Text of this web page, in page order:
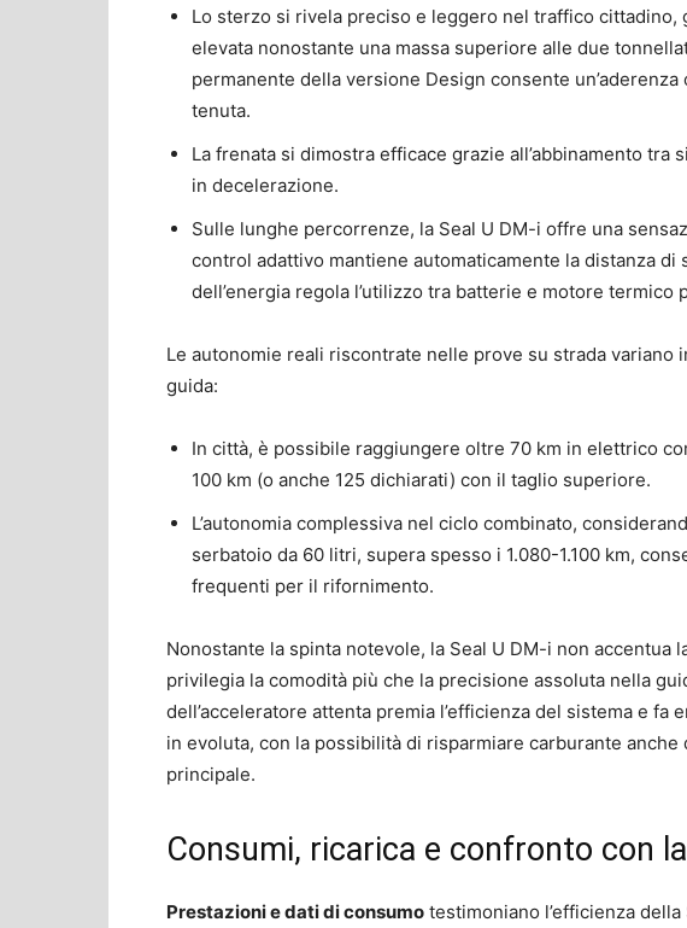
Lo sterzo si rivela preciso e leggero nel traffico cittadino,
elevata nonostante una massa superiore alle due
permanente della versione Design consente
tenuta.
La frenata si dimostra efficace grazie all’abbinamento tra
in decelerazione.
Sulle lunghe percorrenze, la Seal U DM-i offre una
control adattivo mantiene automaticamente la distanza
dell’energia regola l’utilizzo tra batterie e motore termico
Le autonomie reali riscontrate nelle prove su strada variano
guida:
In città, è possibile raggiungere oltre 70 km in elettrico
100 km (o anche 125 dichiarati) con il taglio superiore.
L’autonomia complessiva nel ciclo combinato,
serbatoio da 60 litri, supera spesso i 1.080-1.100 km,
frequenti per il rifornimento.
Nonostante la spinta notevole, la Seal U DM-i non accentua
privilegia la comodità più che la precisione assoluta nella
dell’acceleratore attenta premia l’efficienza del sistema e fa
in evoluta, con la possibilità di risparmiare carburante
principale.
Consumi, ricarica e confronto con
Prestazioni e dati di consumo testimoniano l’efficienza